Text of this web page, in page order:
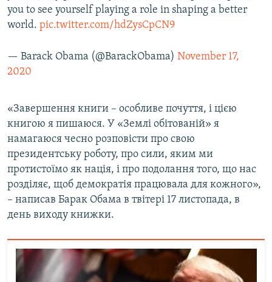
you to see yourself playing a role in shaping a better
world. pic.twitter.com/hdZysCpCN9
— Barack Obama (@BarackObama) November 17,
2020
«Завершення книги – особливе почуття, і цією
книгою я пишаюся. У «Землі обітованій» я
намагаюся чесно розповісти про свою
президентську роботу, про сили, яким ми
протистоїмо як нація, і про подолання того, що нас
розділяє, щоб демократія працювала для кожного»,
– написав Барак Обама в твітері 17 листопада, в
день виходу книжки.